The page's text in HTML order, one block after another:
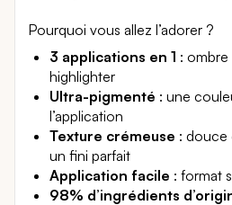
Pourquoi vous allez l’adorer ?
3 applications en 1 : ombre
highlighter
Ultra-pigmenté : une
l’application
Texture crémeuse : douce
un fini parfait
Application facile : format
98% d’ingrédients